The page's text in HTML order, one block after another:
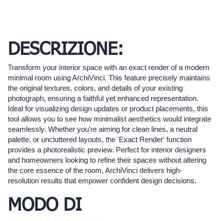
DESCRIZIONE:
Transform your interior space with an exact render of a modern
minimal room using ArchiVinci. This feature precisely maintains
the original textures, colors, and details of your existing
photograph, ensuring a faithful yet enhanced representation.
Ideal for visualizing design updates or product placements, this
tool allows you to see how minimalist aesthetics would integrate
seamlessly. Whether you're aiming for clean lines, a neutral
palette, or uncluttered layouts, the 'Exact Render' function
provides a photorealistic preview. Perfect for interior designers
and homeowners looking to refine their spaces without altering
the core essence of the room, ArchiVinci delivers high-
resolution results that empower confident design decisions.
MODO DI